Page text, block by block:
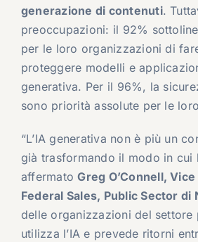
generazione di contenuti.
preoccupazioni: il 92%
per le loro organizzazioni di
proteggere modelli e
generativa. Per il 96%, la
sono priorità assolute per le
“L’IA generativa non è più un
già trasformando il modo in cui
affermatoGreg O’Connell,
Federal Sales, Public Sector di
delle organizzazioni del settore
utilizza l’IA e prevede ritorni